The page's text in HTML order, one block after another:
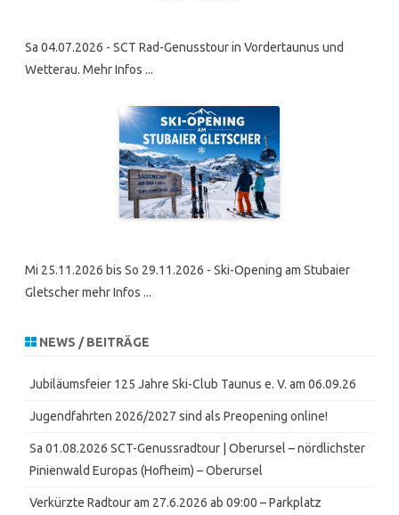
Sa 04.07.2026 - SCT Rad-Genusstour in Vordertaunus und
Wetterau. Mehr Infos ...
Mi 25.11.2026 bis So 29.11.2026 - Ski-Opening am Stubaier
Gletscher mehr Infos ...
NEWS / BEITRÄGE
Jubiläumsfeier 125 Jahre Ski-Club Taunus e. V. am 06.09.26
Jugendfahrten 2026/2027 sind als Preopening online!
Sa 01.08.2026 SCT-Genussradtour | Oberursel – nördlichster
Pinienwald Europas (Hofheim) – Oberursel
Verkürzte Radtour am 27.6.2026 ab 09:00 – Parkplatz